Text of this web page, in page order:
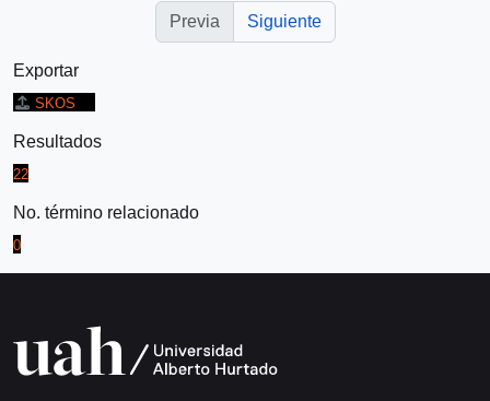
Previa Siguiente
Exportar
SKOS
Resultados
22
No. término relacionado
0